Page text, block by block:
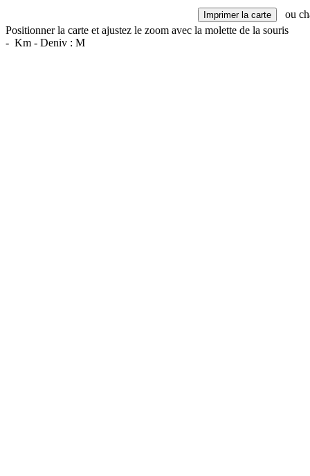
ou
Positionner la carte et ajustez le zoom avec la molette de la souris
- Km - Deniv : M